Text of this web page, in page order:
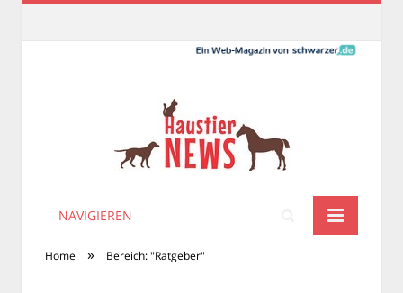
NAVIGIEREN
Home » Bereich: "Ratgeber"